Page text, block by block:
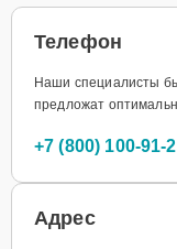
Телефон
Наши специалисты
предложат
+7 (800) 100-91-
Адрес